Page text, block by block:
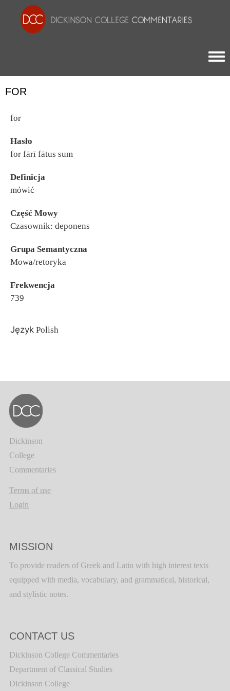
FOR
for
Hasło
for fārī fātus sum
Definicja
mówić
Część Mowy
Czasownik: deponens
Grupa Semantyczna
Mowa/retoryka
Frekwencja
739
Język Polish
Dickinson
College
Commentaries
Terms of use
Login
MISSION
To provide readers of Greek and Latin with high interest texts
equipped with media, vocabulary, and grammatical, historical,
and stylistic notes.
CONTACT US
Dickinson College Commentaries
Department of Classical Studies
Dickinson College